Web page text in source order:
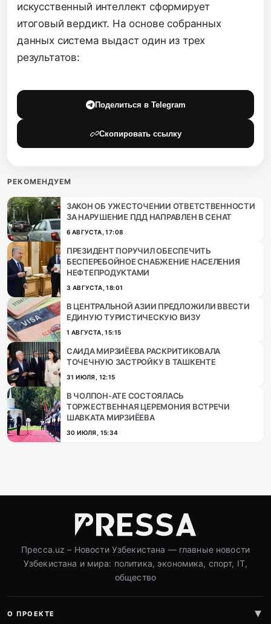
искусственный интеллект сформирует
итоговый вердикт. На основе собранных
данных система выдаст один из трех
результатов:
Поделиться в Telegram
Скопировать ссылку
РЕКОМЕНДУЕМ
ЗАКОН ОБ УЖЕСТОЧЕНИИ ОТВЕТСТВЕННОСТИ
ЗА НАРУШЕНИЕ ПДД НАПРАВЛЕН В СЕНАТ
6 АВГУСТА, 17:08
ПРЕЗИДЕНТ ПОРУЧИЛ ОБЕСПЕЧИТЬ
БЕСПЕРЕБОЙНОЕ СНАБЖЕНИЕ НАСЕЛЕНИЯ
НЕФТЕПРОДУКТАМИ
3 АВГУСТА, 18:01
В ЦЕНТРАЛЬНОЙ АЗИИ ПРЕДЛОЖИЛИ ВВЕСТИ
ЕДИНУЮ ТУРИСТИЧЕСКУЮ ВИЗУ
1 АВГУСТА, 15:15
САИДА МИРЗИЁЕВА РАСКРИТИКОВАЛА
ТОЧЕЧНУЮ ЗАСТРОЙКУ В ТАШКЕНТЕ
31 ИЮЛЯ, 12:15
В ЧОЛПОН-АТЕ СОСТОЯЛАСЬ
ТОРЖЕСТВЕННАЯ ЦЕРЕМОНИЯ ВСТРЕЧИ
ШАВКАТА МИРЗИЁЕВА
30 ИЮЛЯ, 15:34
Пресса.uz – Новости Узбекистана — главные новости
Узбекистана и мира: политика, экономика, спорт, IT,
общество
О ПРОЕКТЕ